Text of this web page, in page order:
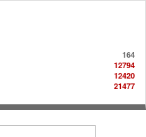
164
12794
12420
21477